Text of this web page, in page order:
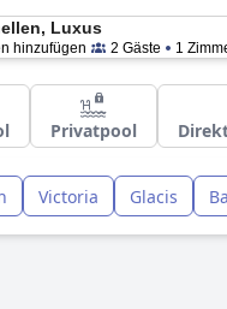
Luxus
hinzufügen 2 Gäste 1
Privatpool
Victoria Glacis